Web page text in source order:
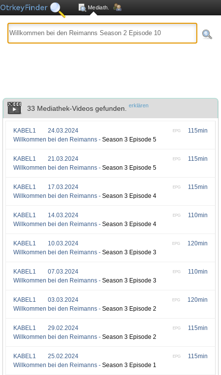
Mediath.
33 Mediathek-Videos gefunden. erklären
115min
EPG
KABEL1
24.03.2024
Willkommen bei den Reimanns - Season 3 Episode 5
115min
EPG
KABEL1
21.03.2024
Willkommen bei den Reimanns - Season 3 Episode 5
115min
EPG
KABEL1
17.03.2024
Willkommen bei den Reimanns - Season 3 Episode 4
110min
EPG
KABEL1
14.03.2024
Willkommen bei den Reimanns - Season 3 Episode 4
120min
EPG
KABEL1
10.03.2024
Willkommen bei den Reimanns - Season 3 Episode 3
110min
EPG
KABEL1
07.03.2024
Willkommen bei den Reimanns - Season 3 Episode 3
120min
EPG
KABEL1
03.03.2024
Willkommen bei den Reimanns - Season 3 Episode 2
115min
EPG
KABEL1
29.02.2024
Willkommen bei den Reimanns - Season 3 Episode 2
115min
EPG
KABEL1
25.02.2024
Willkommen bei den Reimanns - Season 3 Episode 1